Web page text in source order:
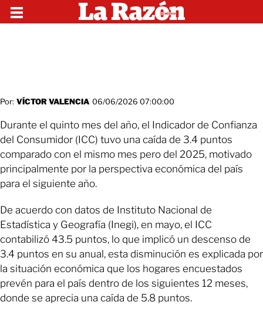
Por: VÍCTOR VALENCIA 06/06/2026 07:00:00
Durante el quinto mes del año, el Indicador de Confianza
del Consumidor (ICC) tuvo una caída de 3.4 puntos
comparado con el mismo mes pero del 2025, motivado
principalmente por la perspectiva económica del país
para el siguiente año.
De acuerdo con datos de Instituto Nacional de
Estadística y Geografía (Inegi), en mayo, el ICC
contabilizó 43.5 puntos, lo que implicó un descenso de
3.4 puntos en su anual, esta disminución es explicada por
la situación económica que los hogares encuestados
prevén para el país dentro de los siguientes 12 meses,
donde se aprecia una caída de 5.8 puntos.